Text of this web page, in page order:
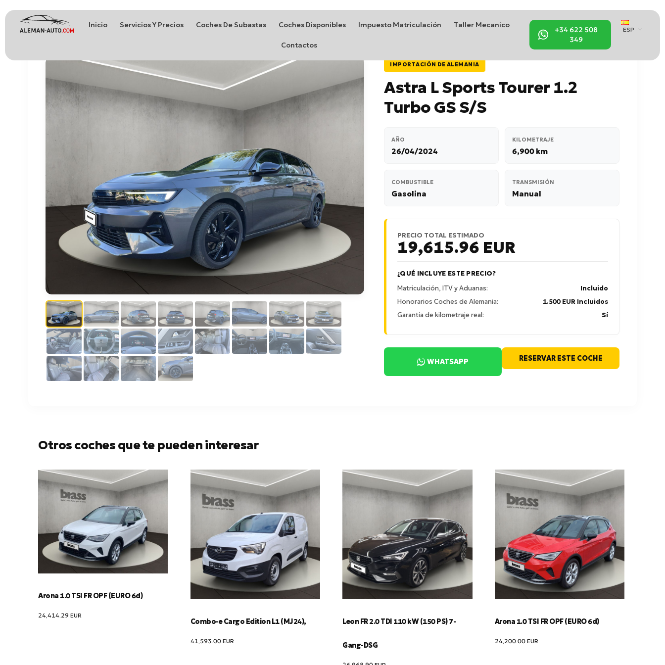
Inicio Servicios Y Precios Coches De Subastas Coches Disponibles Impuesto Matriculación Taller Mecanico
Contactos
+34 622 508
349
ESP
IMPORTACIÓN DE ALEMANIA
Astra L Sports Tourer 1.2
Turbo GS S/S
AÑO
26/04/2024
KILOMETRAJE
6,900 km
COMBUSTIBLE
Gasolina
TRANSMISIÓN
Manual
PRECIO TOTAL ESTIMADO
19,615.96 EUR
¿QUÉ INCLUYE ESTE PRECIO?
Matriculación, ITV y Aduanas:
Incluido
Honorarios Coches de Alemania:
1.500 EUR Incluidos
Garantía de kilometraje real:
Sí
WHATSAPP RESERVAR ESTE COCHE
Otros coches que te pueden interesar
Arona 1.0 TSI FR OPF (EURO 6d)
24,414.29 EUR
Combo-e Cargo Edition L1 (MJ24),
41,593.00 EUR
Leon FR 2.0 TDI 110 kW (150 PS) 7-
Gang-DSG
Arona 1.0 TSI FR OPF (EURO 6d)
24,200.00 EUR